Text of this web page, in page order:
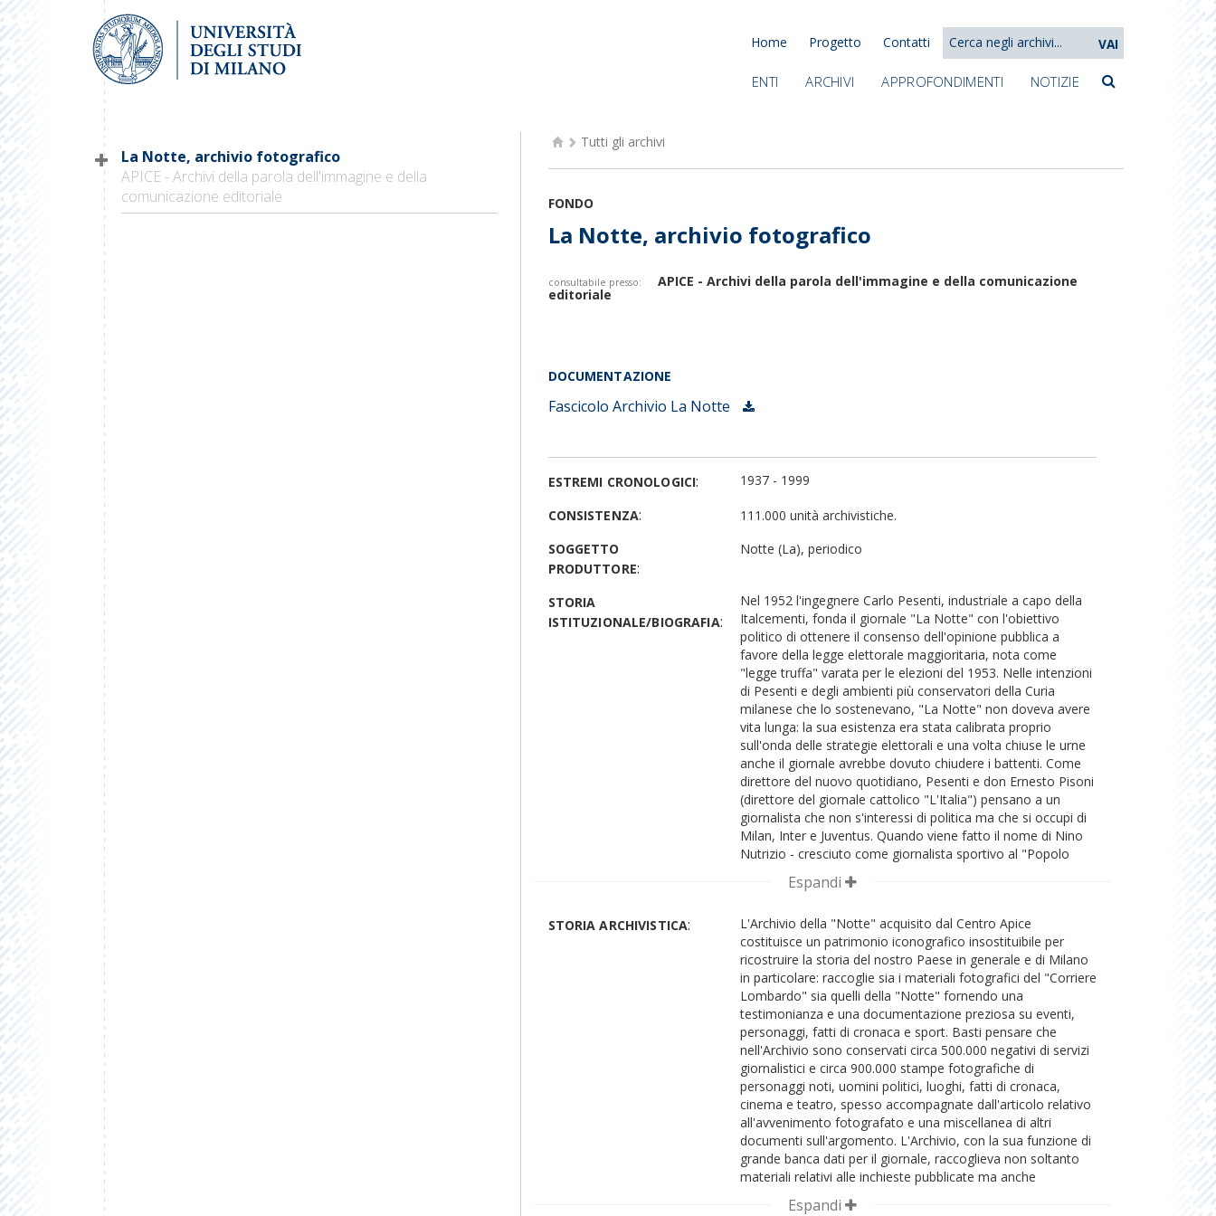
Home Progetto Contatti VAI
ENTI ARCHIVI APPROFONDIMENTI NOTIZIE
Tutti gli archivi
FONDO
La Notte, archivio fotografico
consultabile presso: APICE - Archivi della parola dell'immagine e della comunicazione
editoriale
DOCUMENTAZIONE
Fascicolo Archivio La Notte
ESTREMI CRONOLOGICI: 1937 - 1999
CONSISTENZA:
111.000 unità archivistiche.
SOGGETTO
PRODUTTORE:
Notte (La), periodico
STORIA
ISTITUZIONALE/BIOGRAFIA:
Nel 1952 l'ingegnere Carlo Pesenti, industriale a capo della
Italcementi, fonda il giornale "La Notte" con l'obiettivo
politico di ottenere il consenso dell'opinione pubblica a
favore della legge elettorale maggioritaria, nota come
"legge truffa" varata per le elezioni del 1953. Nelle intenzioni
di Pesenti e degli ambienti più conservatori della Curia
milanese che lo sostenevano, "La Notte" non doveva avere
vita lunga: la sua esistenza era stata calibrata proprio
sull'onda delle strategie elettorali e una volta chiuse le urne
anche il giornale avrebbe dovuto chiudere i battenti. Come
direttore del nuovo quotidiano, Pesenti e don Ernesto Pisoni
(direttore del giornale cattolico "L'Italia") pensano a un
giornalista che non s'interessi di politica ma che si occupi di
Milan, Inter e Juventus. Quando viene fatto il nome di Nino
Nutrizio - cresciuto come giornalista sportivo al "Popolo
caposervizio sportivo al "Corriere Lombardo" - pochissimi
che andava allora a inserirsi in uno spazio, quello dei
quotidiani del pomeriggio di area milanese, nel quale erano
già presenti, e affermati, il "Corriere Lombardo" (di
impostazione liberale), "Milano Sera" (fiancheggiatore del
Pci) e il "Corriere d'Informazione" (edizione pomeridiana del
"Corriere della Sera"). Il deludente risultato dell'esordio
sembra confermare quei giudizi caustici: il primo numero, in
edicola il 7 dicembre 1952, vende solo mille copie. Ma nel
volgere di pochi mesi la tendenza muta radicalmente in
positivo e in capo ad alcuni anni il giornale tocca il vertice di
250.000 copie quotidiane, imponendosi come quotidiano di
primo piano anche nel panorama del giornalismo nazionale
e, più in particolare, come il più diffuso quotidiano del
pomeriggio, con un'alta distribuzione soprattutto a Milano
(oltre 80.000 sono le copie vendute quotidianamente
soltanto in città). Usando un linguaggio immediato, quasi
Espandi
STORIA ARCHIVISTICA:
L'Archivio della "Notte" acquisito dal Centro Apice
costituisce un patrimonio iconografico insostituibile per
ricostruire la storia del nostro Paese in generale e di Milano
in particolare: raccoglie sia i materiali fotografici del "Corriere
Lombardo" sia quelli della "Notte" fornendo una
testimonianza e una documentazione preziosa su eventi,
personaggi, fatti di cronaca e sport. Basti pensare che
nell'Archivio sono conservati circa 500.000 negativi di servizi
giornalistici e circa 900.000 stampe fotografiche di
personaggi noti, uomini politici, luoghi, fatti di cronaca,
cinema e teatro, spesso accompagnate dall'articolo relativo
all'avvenimento fotografato e una miscellanea di altri
documenti sull'argomento. L'Archivio, con la sua funzione di
grande banca dati per il giornale, raccoglieva non soltanto
materiali relativi alle inchieste pubblicate ma anche
Espandi
La Notte, archivio fotografico
APICE - Archivi della parola dell'immagine e della
comunicazione editoriale